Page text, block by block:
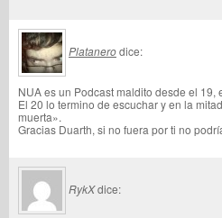
Platanerodice:
NUA es un Podcast maldito desde el
El 20 lo termino de escuchar y en la
muerta».
Gracias Duarth, si no fuera por ti no
RykXdice: